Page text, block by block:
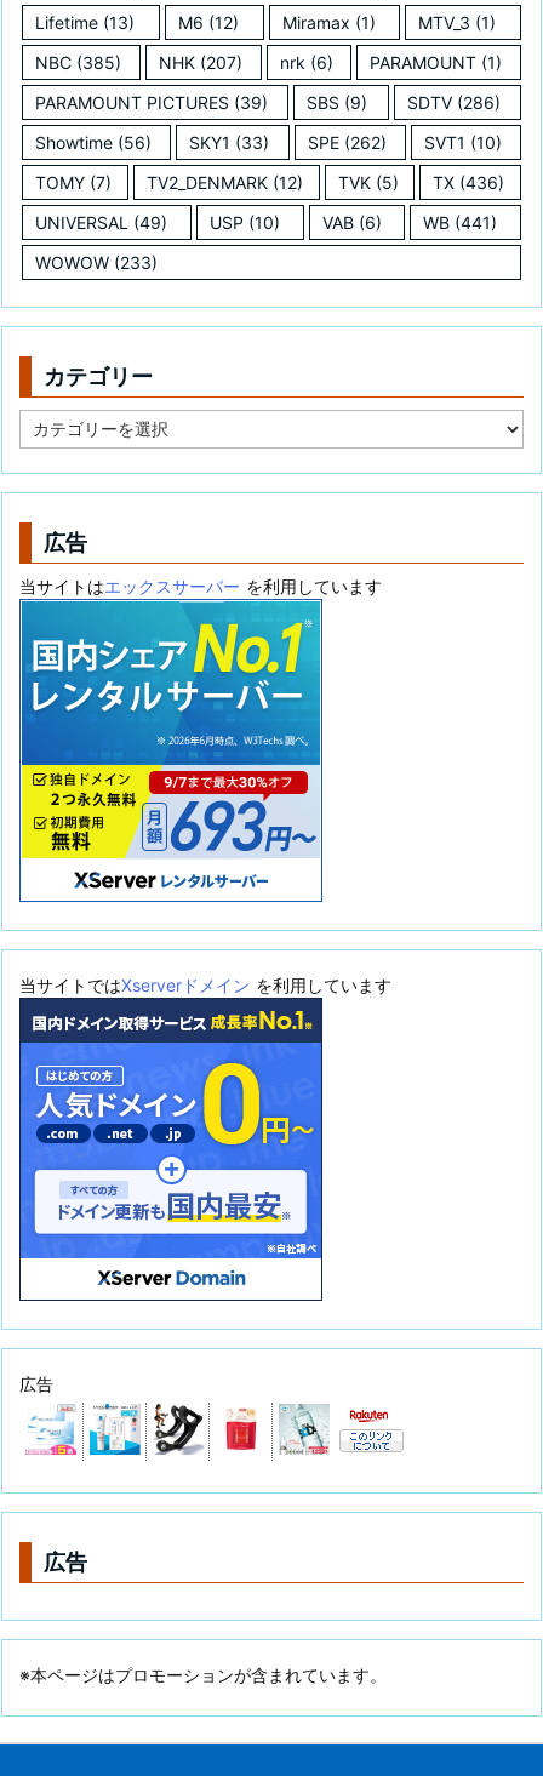
Lifetime (13) M6 (12) Miramax (1) MTV_3 (1)
NBC (385) NHK(207) nrk(6) PARAMOUNT (1)
PARAMOUNT PICTURES (39) SBS (9) SDTV(286)
Showtime (56) SKY1 (33) SPE(262) SVT1 (10)
TOMY (7) TV2_DENMARK(12) TVK(5) TX (436)
UNIVERSAL (49) USP (10) VAB(6) WB (441)
WOWOW (233)
カテゴリー
テ
リ
広告
当サイトはエックスサーバー を利用しています
当サイトではXserverドメイン を利用しています
広告
広告
※本ページはプロモーションが含まれています。